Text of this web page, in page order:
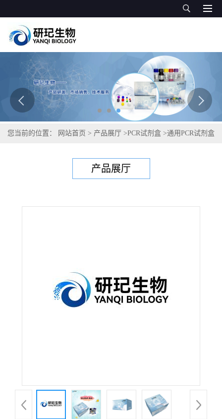
您当前的位置： 网站首页 > 产品展厅 >PCR试剂盒 >通用PCR试剂盒
产品展厅